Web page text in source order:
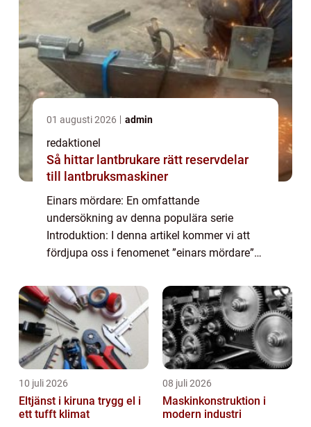
01 augusti 2026 admin
redaktionel
Så hittar lantbrukare rätt reservdelar
till lantbruksmaskiner
Einars mördare: En omfattande
undersökning av denna populära serie
Introduktion: I denna artikel kommer vi att
fördjupa oss i fenomenet ”einars mördare”
finns, vilka som är populära och kvanti...
10 juli 2026
Eltjänst i kiruna trygg el i
ett tufft klimat
08 juli 2026
Maskinkonstruktion i
modern industri